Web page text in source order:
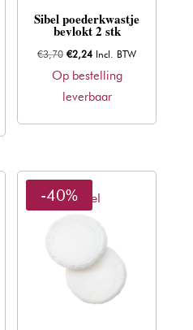
Sibel poederkwastje
bevlokt 2 stk
€3,70 Oorspronkelijke
prijs
was:
€2,24Huidige
prijs
is:
Incl. BTW
Op bestelling
leverbaar
Sibel
-40%